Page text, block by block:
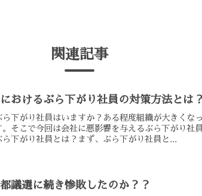
関連記事
おけるぶら下がり社員の対策方法とは？
ら下がり社員はいますか？ある程度組織が大きくな
そこで今回は会社に悪影響を与えるぶら下がり社
下がり社員とは？まず、ぶら下がり社員と...
議選に続き惨敗したのか？？